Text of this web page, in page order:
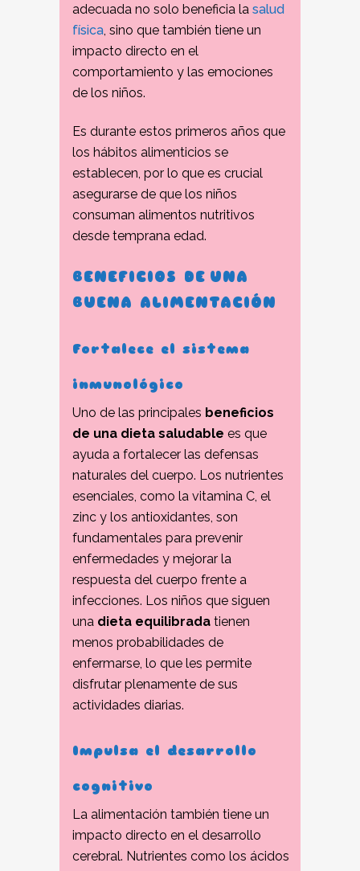
adecuada no solo beneficia la salud
física, sino que también tiene un
impacto directo en el
comportamiento y las emociones
de los niños.
Es durante estos primeros años que
los hábitos alimenticios se
establecen, por lo que es crucial
asegurarse de que los niños
consuman alimentos nutritivos
desde temprana edad.
BENEFICIOS DE UNA
BUENA ALIMENTACIÓN
Fortalece el sistema
inmunológico
Uno de las principales beneficios
de una dieta saludable es que
ayuda a fortalecer las defensas
naturales del cuerpo. Los nutrientes
esenciales, como la vitamina C, el
zinc y los antioxidantes, son
fundamentales para prevenir
enfermedades y mejorar la
respuesta del cuerpo frente a
infecciones. Los niños que siguen
una dieta equilibrada tienen
menos probabilidades de
enfermarse, lo que les permite
disfrutar plenamente de sus
actividades diarias.
Impulsa el desarrollo
cognitivo
La alimentación también tiene un
impacto directo en el desarrollo
cerebral. Nutrientes como los ácidos